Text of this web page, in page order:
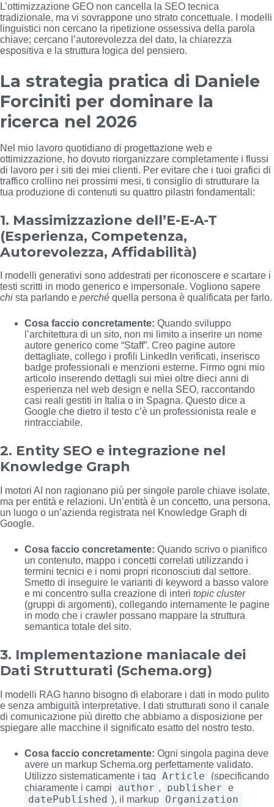
L’ottimizzazione GEO non cancella la SEO tecnica
tradizionale, ma vi sovrappone uno strato concettuale. I modelli
linguistici non cercano la ripetizione ossessiva della parola
chiave; cercano l’autorevolezza del dato, la chiarezza
espositiva e la struttura logica del pensiero.
La strategia pratica di Daniele
Forciniti per dominare la
ricerca nel 2026
Nel mio lavoro quotidiano di progettazione web e
ottimizzazione, ho dovuto riorganizzare completamente i flussi
di lavoro per i siti dei miei clienti. Per evitare che i tuoi grafici di
traffico crollino nei prossimi mesi, ti consiglio di strutturare la
tua produzione di contenuti su quattro pilastri fondamentali:
1. Massimizzazione dell’E-E-A-T
(Esperienza, Competenza,
Autorevolezza, Affidabilità)
I modelli generativi sono addestrati per riconoscere e scartare i
testi scritti in modo generico e impersonale. Vogliono sapere
chi sta parlando e perché quella persona è qualificata per farlo.
Cosa faccio concretamente: Quando sviluppo
l’architettura di un sito, non mi limito a inserire un nome
autore generico come “Staff”. Creo pagine autore
dettagliate, collego i profili LinkedIn verificati, inserisco
badge professionali e menzioni esterne. Firmo ogni mio
articolo inserendo dettagli sui miei oltre dieci anni di
esperienza nel web design e nella SEO, raccontando
casi reali gestiti in Italia o in Spagna. Questo dice a
Google che dietro il testo c’è un professionista reale e
rintracciabile.
2. Entity SEO e integrazione nel
Knowledge Graph
I motori AI non ragionano più per singole parole chiave isolate,
ma per entità e relazioni. Un’entità è un concetto, una persona,
un luogo o un’azienda registrata nel Knowledge Graph di
Google.
Cosa faccio concretamente: Quando scrivo o pianifico
un contenuto, mappo i concetti correlati utilizzando i
termini tecnici e i nomi propri riconosciuti dal settore.
Smetto di inseguire le varianti di keyword a basso valore
e mi concentro sulla creazione di interi topic cluster
(gruppi di argomenti), collegando internamente le pagine
in modo che i crawler possano mappare la struttura
semantica totale del sito.
3. Implementazione maniacale dei
Dati Strutturati (Schema.org)
I modelli RAG hanno bisogno di elaborare i dati in modo pulito
e senza ambiguità interpretative. I dati strutturati sono il canale
di comunicazione più diretto che abbiamo a disposizione per
spiegare alle macchine il significato esatto del nostro testo.
Cosa faccio concretamente: Ogni singola pagina deve
avere un markup Schema.org perfettamente validato.
Utilizzo sistematicamente i tag
Article
(specificando
chiaramente i campi
author , publisher e
datePublished ), il markup Organization